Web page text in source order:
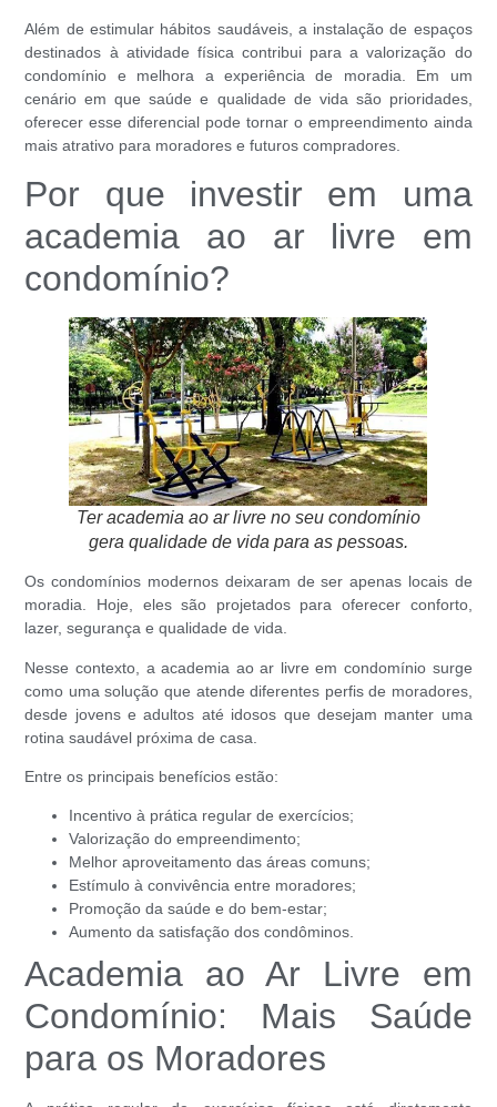
Além de estimular hábitos saudáveis, a instalação de espaços
destinados à atividade física contribui para a valorização do
condomínio e melhora a experiência de moradia. Em um
cenário em que saúde e qualidade de vida são prioridades,
oferecer esse diferencial pode tornar o empreendimento ainda
mais atrativo para moradores e futuros compradores.
Por que investir em uma
academia ao ar livre em
condomínio?
Ter academia ao ar livre no seu condomínio
gera qualidade de vida para as pessoas.
Os condomínios modernos deixaram de ser apenas locais de
moradia. Hoje, eles são projetados para oferecer conforto,
lazer, segurança e qualidade de vida.
Nesse contexto, a academia ao ar livre em condomínio surge
como uma solução que atende diferentes perfis de moradores,
desde jovens e adultos até idosos que desejam manter uma
rotina saudável próxima de casa.
Entre os principais benefícios estão:
Incentivo à prática regular de exercícios;
Valorização do empreendimento;
Melhor aproveitamento das áreas comuns;
Estímulo à convivência entre moradores;
Promoção da saúde e do bem-estar;
Aumento da satisfação dos condôminos.
Academia ao Ar Livre em
Condomínio: Mais Saúde
para os Moradores